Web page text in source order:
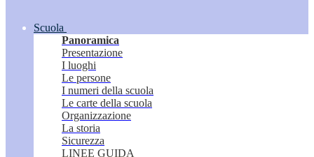
Scuola
Panoramica
Presentazione
I luoghi
Le persone
I numeri della scuola
Le carte della scuola
Organizzazione
La storia
Sicurezza
LINEE GUIDA